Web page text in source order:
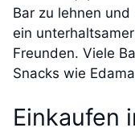
Bar zu lehnen
ein
Freunden. Viele
Snacks wie
Einkaufen